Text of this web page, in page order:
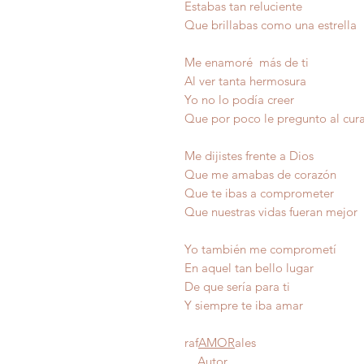
Estabas tan reluciente
Que brillabas como una estrella
Me enamoré más de ti
Al ver tanta hermosura
Yo no lo podía creer
Que por poco le pregunto al cura
Me dijistes frente a Dios
Que me amabas de corazón
Que te ibas a comprometer
Que nuestras vidas fueran mejor
Yo también me comprometí
En aquel tan bello lugar
De que sería
Y siempre te iba
rafAMORales